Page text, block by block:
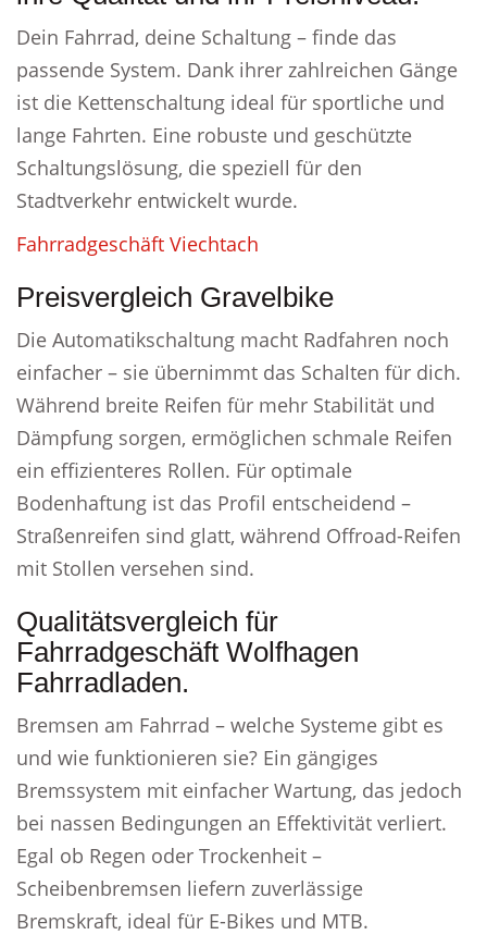
Dein Fahrrad, deine Schaltung – finde das
passende System. Dank ihrer zahlreichen Gänge
ist die Kettenschaltung ideal für sportliche und
lange Fahrten. Eine robuste und geschützte
Schaltungslösung, die speziell für den
Stadtverkehr entwickelt wurde.
Fahrradgeschäft Viechtach
Preisvergleich Gravelbike
Die Automatikschaltung macht Radfahren noch
einfacher – sie übernimmt das Schalten für dich.
Während breite Reifen für mehr Stabilität und
Dämpfung sorgen, ermöglichen schmale Reifen
ein effizienteres Rollen. Für optimale
Bodenhaftung ist das Profil entscheidend –
Straßenreifen sind glatt, während Offroad-Reifen
mit Stollen versehen sind.
Qualitätsvergleich für
Fahrradgeschäft Wolfhagen
Fahrradladen.
Bremsen am Fahrrad – welche Systeme gibt es
und wie funktionieren sie? Ein gängiges
Bremssystem mit einfacher Wartung, das jedoch
bei nassen Bedingungen an Effektivität verliert.
Egal ob Regen oder Trockenheit –
Scheibenbremsen liefern zuverlässige
Bremskraft, ideal für E-Bikes und MTB.